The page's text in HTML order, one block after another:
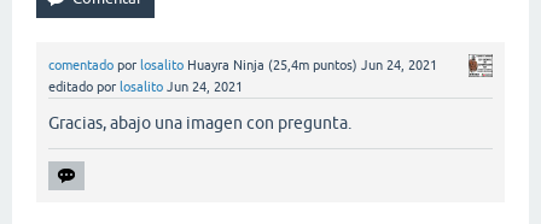
comentado por losalito Huayra Ninja (25,4m puntos) Jun 24, 2021
editado por losalito Jun 24, 2021
Gracias, abajo una imagen con pregunta.